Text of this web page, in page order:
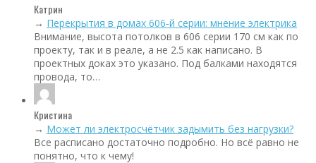
Катрин
→ Перекрытия в домах 606‑й серии: мнение электрика
Внимание, высота потолков в 606 серии 170 см как по
проекту, так и в реале, а не 2.5 как написано. В
проектных доках это указано. Под балками находятся
провода, то…
Кристина
→ Может ли электросчётчик задымить без нагрузки?
Все расписано достаточно подробно. Но всё равно не
понятно, что к чему!